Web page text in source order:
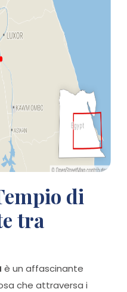
di
tra
è un affascinante
che attraversa i